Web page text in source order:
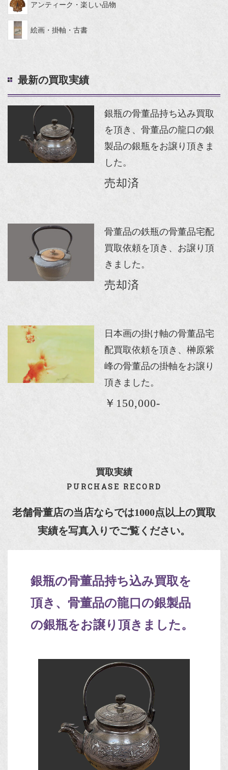
アンティーク・楽しい品物
絵画・掛軸・古書
最新の買取実績
銀瓶の骨董品持ち込み買取
を頂き、骨董品の龍口の銀
製品の銀瓶をお譲り頂きま
した。
売却済
骨董品の鉄瓶の骨董品宅配
買取依頼を頂き、お譲り頂
きました。
売却済
日本画の掛け軸の骨董品宅
配買取依頼を頂き、榊原紫
峰の骨董品の掛軸をお譲り
頂きました。
￥150,000-
買取実績
PURCHASE RECORD
老舗骨董店の当店ならでは1000点以上の買取
実績を写真入りでご覧ください。
銀瓶の骨董品持ち込み買取を
頂き、骨董品の龍口の銀製品
の銀瓶をお譲り頂きました。